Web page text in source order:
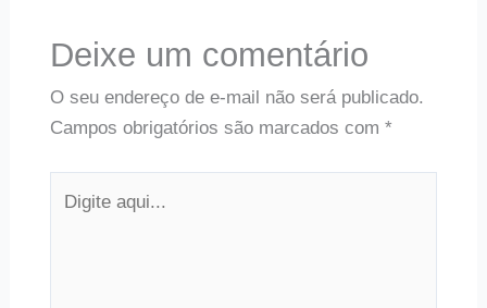
Deixe um comentário
O seu endereço de e-mail não será publicado.
Campos obrigatórios são marcados com *
aqui...